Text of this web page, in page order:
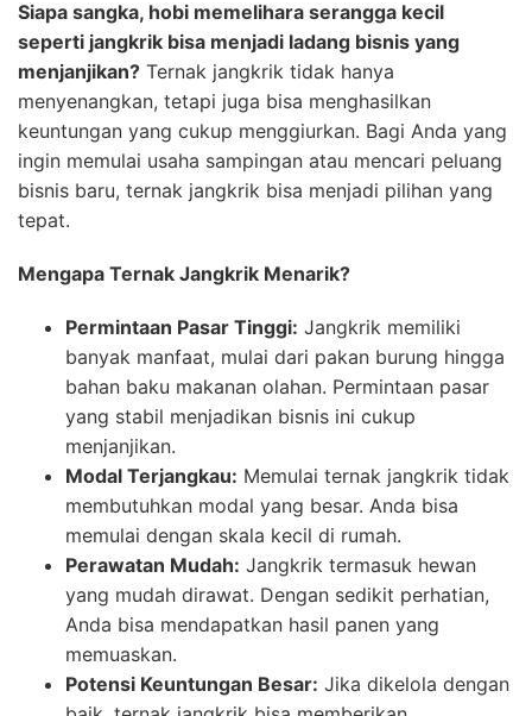
Siapa sangka, hobi memelihara serangga kecil
seperti jangkrik bisa menjadi ladang bisnis yang
menjanjikan? Ternak jangkrik tidak hanya
menyenangkan, tetapi juga bisa menghasilkan
keuntungan yang cukup menggiurkan. Bagi Anda yang
ingin memulai usaha sampingan atau mencari peluang
bisnis baru, ternak jangkrik bisa menjadi pilihan yang
tepat.
Mengapa Ternak Jangkrik Menarik?
Permintaan Pasar Tinggi: Jangkrik memiliki
banyak manfaat, mulai dari pakan burung hingga
bahan baku makanan olahan. Permintaan pasar
yang stabil menjadikan bisnis ini cukup
menjanjikan.
Modal Terjangkau: Memulai ternak jangkrik tidak
membutuhkan modal yang besar. Anda bisa
memulai dengan skala kecil di rumah.
Perawatan Mudah: Jangkrik termasuk hewan
yang mudah dirawat. Dengan sedikit perhatian,
Anda bisa mendapatkan hasil panen yang
memuaskan.
Potensi Keuntungan Besar: Jika dikelola dengan